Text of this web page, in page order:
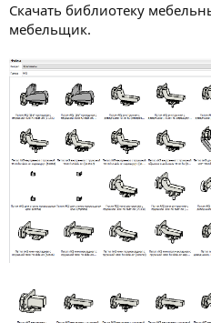
Скачать библиотеку
мебельщик.